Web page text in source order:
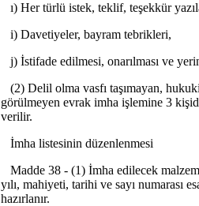
ı) Her türlü istek, teklif, teşekkür
i) Davetiyeler, bayram tebrikleri,
j) İstifade edilmesi, onarılması ve
(2) Delil olma vasfı taşımayan,
görülmeyen evrak imha işlemine 3
verilir.
İmha listesinin düzenlenmesi
Madde 38 - (1) İmha edilecek
yılı, mahiyeti, tarihi ve sayı numarası
hazırlanır.